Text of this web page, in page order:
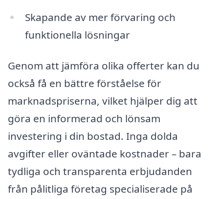
Skapande av mer förvaring och
funktionella lösningar
Genom att jämföra olika offerter kan du
också få en bättre förståelse för
marknadspriserna, vilket hjälper dig att
göra en informerad och lönsam
investering i din bostad. Inga dolda
avgifter eller oväntade kostnader – bara
tydliga och transparenta erbjudanden
från pålitliga företag specialiserade på